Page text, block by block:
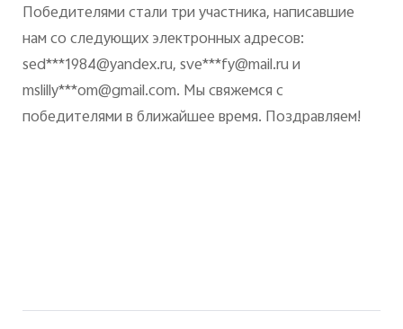
Победителями стали три участника, написавшие
нам со следующих электронных адресов:
sed***1984@yandex.ru, sve***fy@mail.ru и
mslilly***om@gmail.com. Мы свяжемся с
победителями в ближайшее время. Поздравляем!